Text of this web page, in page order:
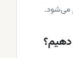
می‌شود.
دهیم؟